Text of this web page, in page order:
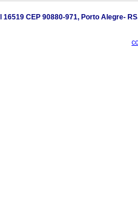
16519 CEP 90880-971, Porto Alegre-